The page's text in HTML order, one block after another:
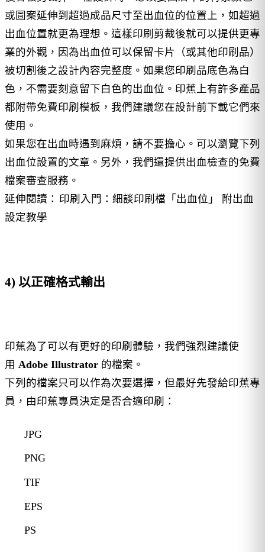
或圖案延伸到超過成品尺寸至出血位的位置上，如超過
出血位置就更為理想。這樣印刷剪裁後就可以提供更專
業的外觀，因為出血位可以保留卡片（或其他印刷品）
被切割後之設計內容完整度。如果您印刷品底色為白
色，不需要刻意留下白色的出血位。印蕉上有許多產品
都附帶免費印刷模板，我們建議您在設計前下載它們來
使用。
如果您在出血時遇到麻煩，請不要擔心。可以瀏覽下列
出血位設置的文章。另外，我們還提供出血檢查的免費
檔案審查服務。
延伸閱讀： 印刷入門：細談印刷檔「出血位」 附出血
設定教學
4) 以正確格式輸出
印蕉為了可以有更好的印刷體驗，我們強烈建議使
用 Adobe Illustrator 的檔案。
下列的檔案只可以作為次要選擇，但最好先發給印蕉專
員，由印蕉專員決定是否合適印刷：
JPG
PNG
TIF
EPS
PS